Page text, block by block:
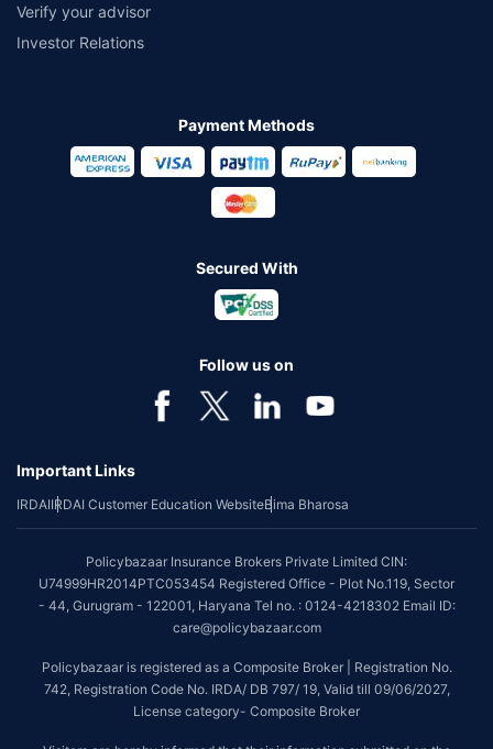
Verify your advisor
Investor Relations
Payment Methods
Secured With
Follow us on
Important Links
IRDAIIRDAI Customer Education WebsiteBima Bharosa
Policybazaar Insurance Brokers Private Limited CIN:
U74999HR2014PTC053454 Registered Office - Plot No.119, Sector
- 44, Gurugram - 122001, Haryana Tel no. : 0124-4218302 Email ID:
care@policybazaar.com
Policybazaar is registered as a Composite Broker | Registration No.
742, Registration Code No. IRDA/ DB 797/ 19, Valid till 09/06/2027,
License category- Composite Broker